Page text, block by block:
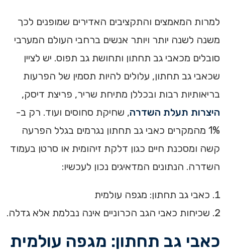
למרות המאמצים והתקציבים האדירים שמופנים לכך
משנה לשנה יותר ויותר אנשים ברחבי העולם המערבי
סובלים מכאבי גב תחתון ותחושת גב תפוס. יש לציין
שכאבי גב תחתון, עלולים להיות תסמין של הפרעות
בריאותיות רבות ובכללן מתיחת שריר, פריצת דיסק,
היצרות תעלת השדרה, שחיקת סחוסים ועוד. רק ב-
1% מהמקרים כאבי גב תחתון נגרמים בגלל הפרעה
קשה ומסכנת חיים כגון דלקת זיהומית או סרטן בעמוד
השדרה. הנתונים המדאיגים נכון לעכשיו:
כאבי גב תחתון: מגפה עולמית
שכיחות כאבי הגב הכרוניים אינה נבלמת אלא גדלה.
כאבי גב תחתון: מגפה עולמית